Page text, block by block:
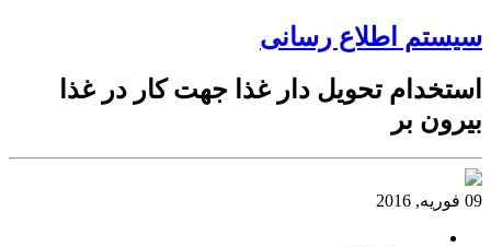
سیستم اطلاع رسانی
استخدام تحویل دار غذا جهت کار در غذا
بیرون بر
09 فوریه, 2016